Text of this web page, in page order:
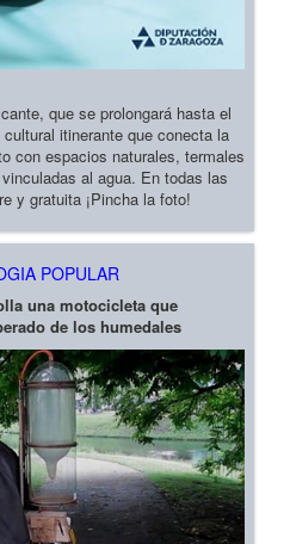
que se prolongará hasta el
itinerante que conecta la
con espacios naturales, termales
al agua. En todas las
y gratuita ¡Pincha la foto!
POPULAR
una motocicleta que
de los humedales